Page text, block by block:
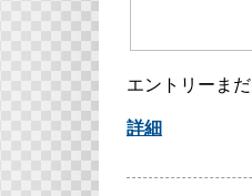
エントリーま
詳細